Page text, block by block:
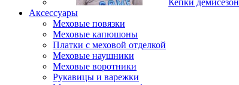
Кепки демисезон
Аксессуары
Меховые повязки
Меховые капюшоны
Платки с меховой отделкой
Меховые наушники
Меховые воротники
Рукавицы и варежки